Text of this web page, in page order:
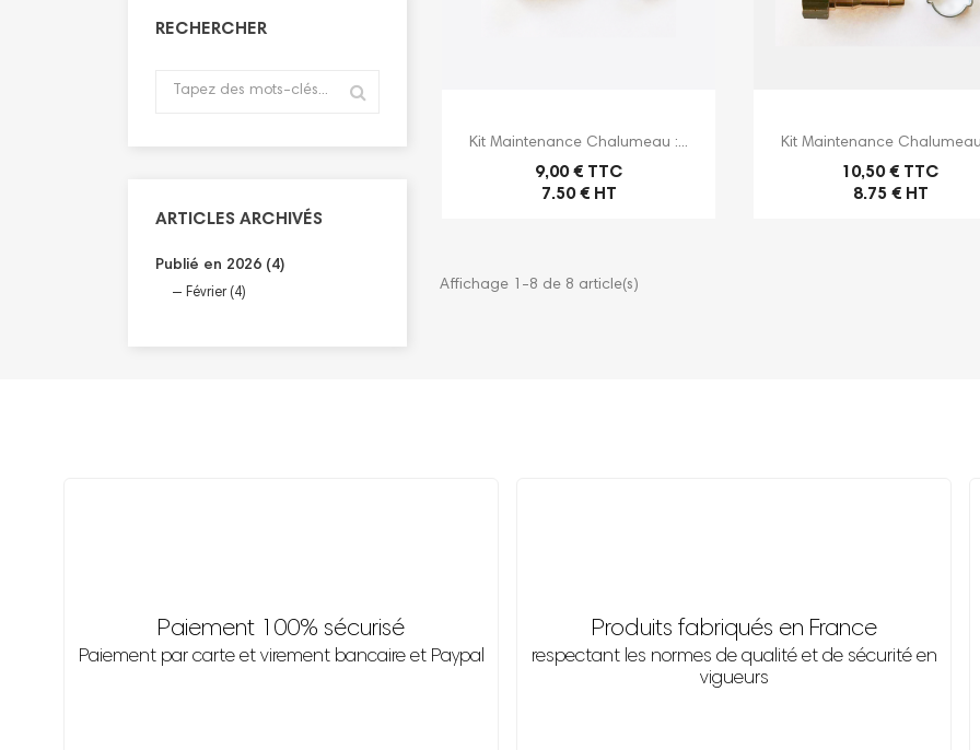
RECHERCHER
ARTICLES ARCHIVÉS
Publié en 2026 (4)
Février (4)
Aperçu rapide
Kit Maintenance Chalumeau :...
9,00 € TTC
7.50 € HT
Aperçu rapide
Kit Maintenance Chalumeau
10,50 € TTC
8.75 € HT
Affichage 1-8 de 8 article(s)
Paiement 100% sécurisé
Paiement par carte et virement bancaire et Paypal
Produits fabriqués en France
respectant les normes de qualité et de sécurité en
vigueurs